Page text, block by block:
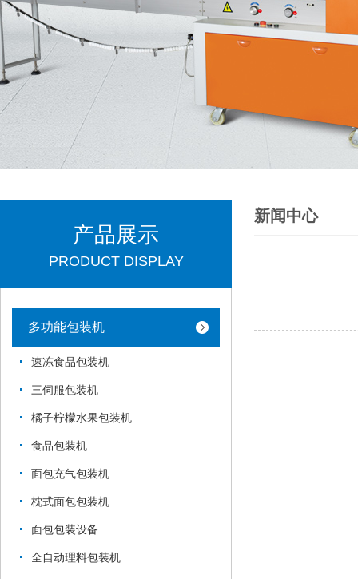
产品展示
PRODUCT DISPLAY
多功能包装机
速冻食品包装机
三伺服包装机
橘子柠檬水果包装机
食品包装机
面包充气包装机
枕式面包包装机
面包包装设备
全自动理料包装机
新闻中心